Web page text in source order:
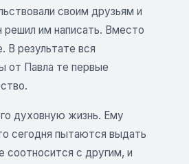
своим друзьям и
им написать. Вместо
В результате вся
от Павла те первые
духовную жизнь. Ему
сегодня пытаются выдать
соотносится с другим, и